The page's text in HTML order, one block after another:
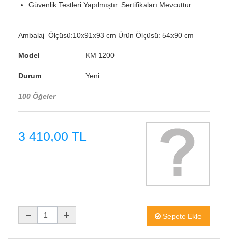
Güvenlik Testleri Yapılmıştır. Sertifikaları Mevcuttur.
Ambalaj Ölçüsü:10x91x93 cm Ürün Ölçüsü: 54x90 cm
Model KM 1200
Durum Yeni
100 Öğeler
3 410,00 TL
Sepete Ekle